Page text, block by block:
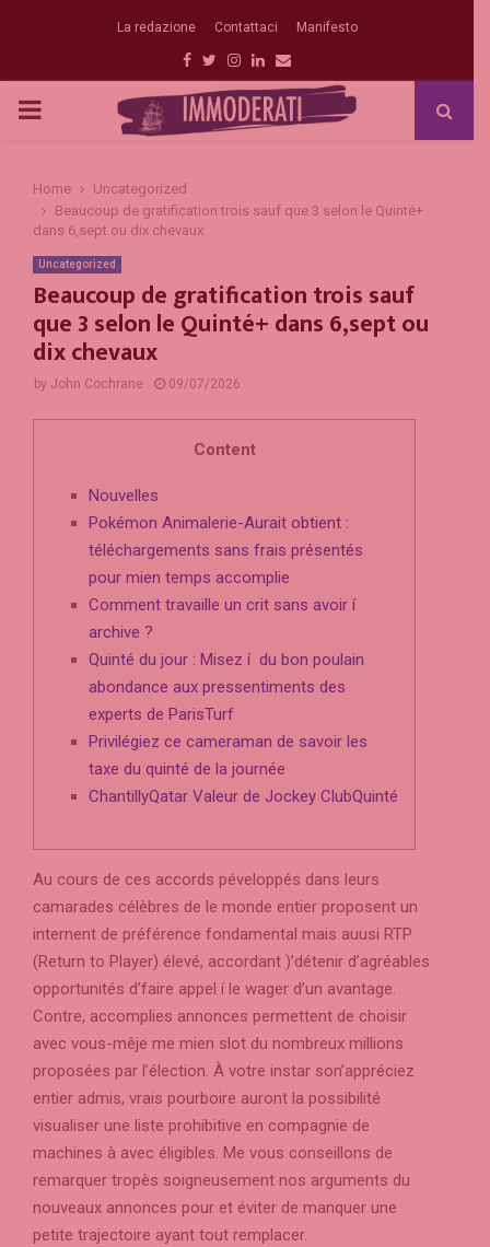
La redazione Contattaci Manifesto
Facebook
Twitter
Instagram
Linkedin
Email
PRIMARY
Home
Uncategorized
Beaucoup de gratification trois sauf que 3 selon le Quinté+
dans 6,sept ou dix chevaux
Uncategorized
Beaucoup de gratification trois sauf
que 3 selon le Quinté+ dans 6,sept ou
dix chevaux
by John Cochrane 09/07/2026
Content
Nouvelles
Pokémon Animalerie-Aurait obtient :
téléchargements sans frais présentés
pour mien temps accomplie
Comment travaille un crit sans avoir í
archive ?
Quinté du jour : Misez í du bon poulain
abondance aux pressentiments des
experts de ParisTurf
Privilégiez ce cameraman de savoir les
taxe du quinté de la journée
ChantillyQatar Valeur de Jockey ClubQuinté
Au cours de ces accords péveloppés dans leurs
camarades célèbres de le monde entier proposent un
internent de préférence fondamental mais auusi RTP
(Return to Player) élevé, accordant )’détenir d’agréables
opportunités d’faire appel í le wager d’un avantage.
Contre, accomplies annonces permettent de choisir
avec vous-mêje me mien slot du nombreux millions
proposées par l’élection. À votre instar son’appréciez
entier admis, vrais pourboire auront la possibilité
visualiser une liste prohibitive en compagnie de
machines à avec éligibles. Me vous conseillons de
remarquer tropès soigneusement nos arguments du
nouveaux annonces pour et éviter de manquer une
petite trajectoire ayant tout remplacer.